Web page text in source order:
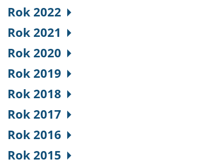
Rok 2022
Rok 2021
Rok 2020
Rok 2019
Rok 2018
Rok 2017
Rok 2016
Rok 2015